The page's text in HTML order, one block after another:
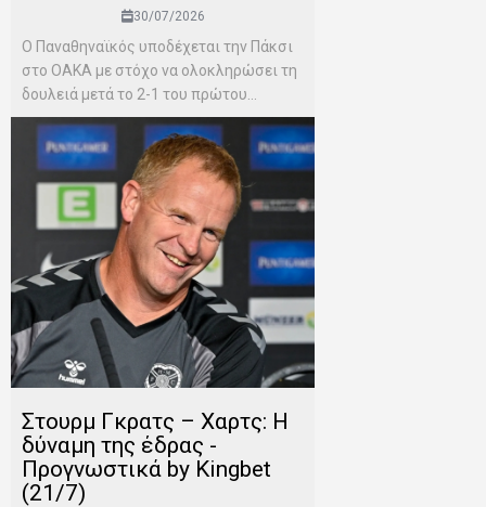
30/07/2026
Ο Παναθηναϊκός υποδέχεται την Πάκσι
στο ΟΑΚΑ με στόχο να ολοκληρώσει τη
δουλειά μετά το 2-1 του πρώτου...
Στουρμ Γκρατς – Χαρτς: Η
δύναμη της έδρας -
Προγνωστικά by Kingbet
(21/7)